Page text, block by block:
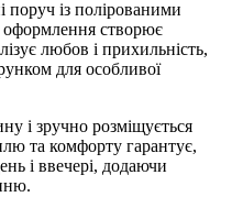
поруч із полірованими
створює
любов і прихильність,
для особливої
і зручно розміщується
та комфорту гарантує,
і ввечері, додаючи